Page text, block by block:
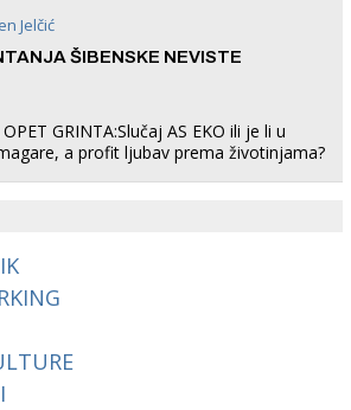
Jelčić
ŠIBENSKE NEVISTE
GRINTA:Slučaj AS EKO ili je li u
a profit ljubav prema životinjama?